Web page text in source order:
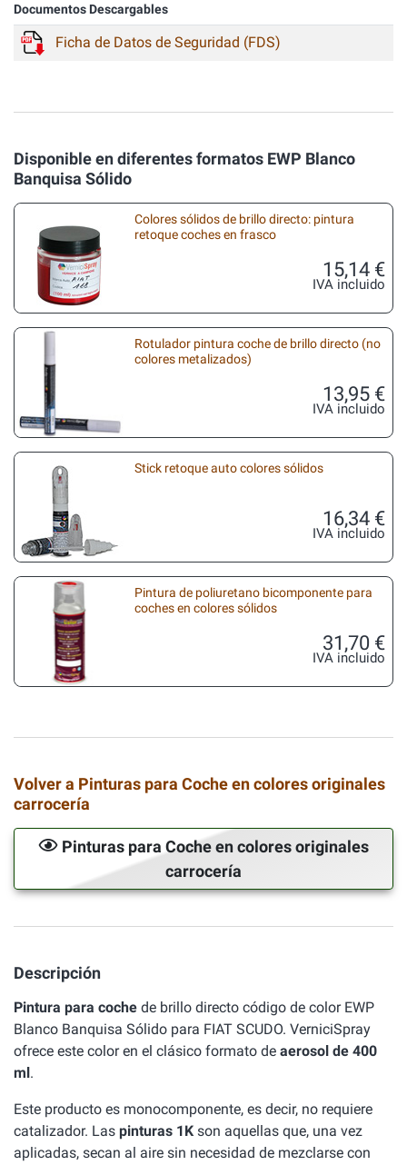
Documentos Descargables
Ficha de Datos de Seguridad (FDS)
Disponible en diferentes formatos EWP Blanco
Banquisa Sólido
Colores sólidos de brillo directo: pintura
retoque coches en frasco
15,14 €
IVA incluido
Rotulador pintura coche de brillo directo (no
colores metalizados)
13,95 €
IVA incluido
Stick retoque auto colores sólidos
16,34 €
IVA incluido
Pintura de poliuretano bicomponente para
coches en colores sólidos
31,70 €
IVA incluido
Volver a Pinturas para Coche en colores originales
carrocería
Pinturas para Coche en colores originales
carrocería
Descripción
Pintura para coche de brillo directo código de color EWP
Blanco Banquisa Sólido para FIAT SCUDO. VerniciSpray
ofrece este color en el clásico formato de aerosol de 400
ml.
Este producto es monocomponente, es decir, no requiere
catalizador. Las pinturas 1K son aquellas que, una vez
aplicadas, secan al aire sin necesidad de mezclarse con